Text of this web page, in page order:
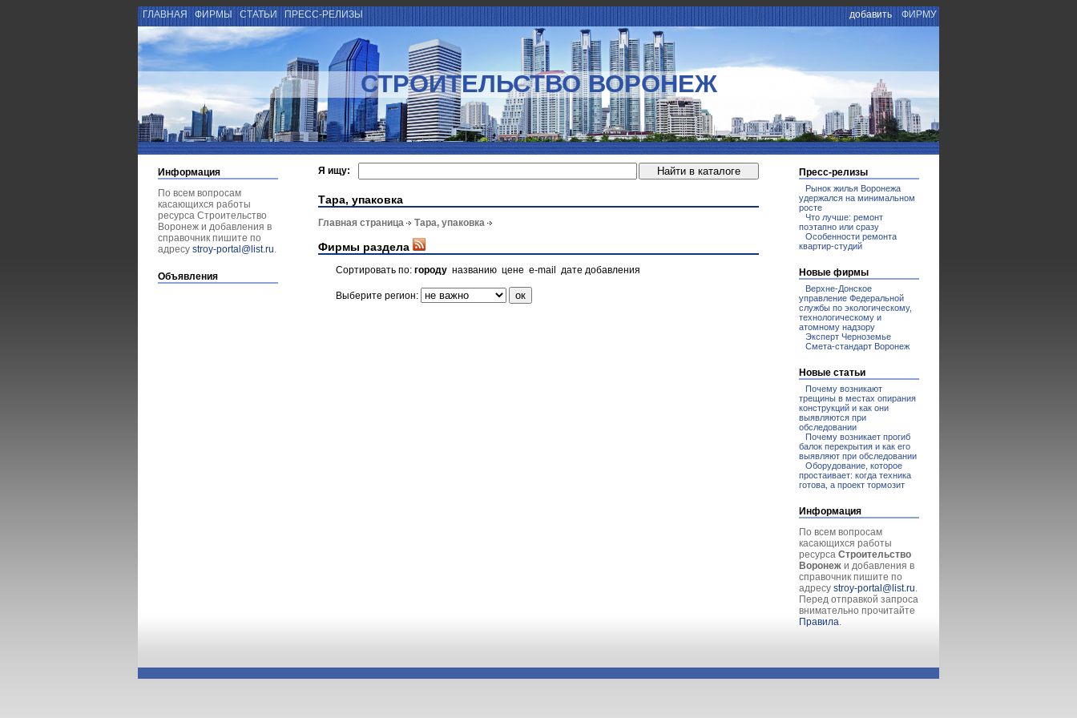
ГЛАВНАЯ ФИРМЫ СТАТЬИ ПРЕСС-РЕЛИЗЫ добавить ФИРМУ
СТРОИТЕЛЬСТВО ВОРОНЕЖ
Информация
По всем вопросам
касающихся работы
ресурса Строительство
Воронеж и добавления в
справочник пишите по
адресу stroy-portal@list.ru.
Объявления
Я ищу:
Тара, упаковка
Главная страница Тара, упаковка
Фирмы раздела
Сортировать по: городу названию цене e-mail дате добавления
Выберите регион:
Пресс-релизы
Рынок жилья Воронежа
удержался на минимальном
росте
Что лучше: ремонт
поэтапно или сразу
Особенности ремонта
квартир-студий
Новые фирмы
Верхне-Донское
управление Федеральной
службы по экологическому,
технологическому и
атомному надзору
Эксперт Черноземье
Смета-стандарт Воронеж
Новые статьи
Почему возникают
трещины в местах опирания
конструкций и как они
выявляются при
обследовании
Почему возникает прогиб
балок перекрытия и как его
выявляют при обследовании
Оборудование, которое
простаивает: когда техника
готова, а проект тормозит
Информация
По всем вопросам
касающихся работы
ресурса Строительство
Воронеж и добавления в
справочник пишите по
адресу stroy-portal@list.ru.
Перед отправкой запроса
внимательно прочитайте
Правила.